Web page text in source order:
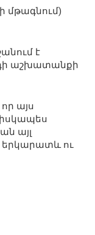
մթագնում)
է
աշխատանքի
այս
այլ
երկարատև ու